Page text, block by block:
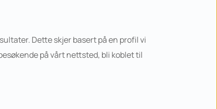
Dette skjer basert på en profil vi
på vårt nettsted, bli koblet til